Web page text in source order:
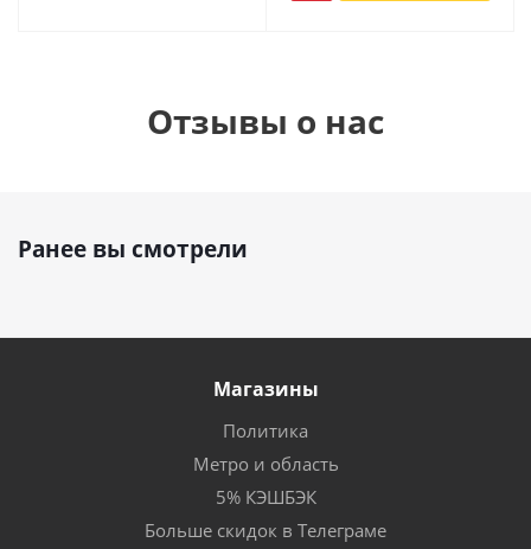
Отзывы о нас
Ранее вы смотрели
Магазины
Политика
Метро и область
5% КЭШБЭК
Больше скидок в Телеграме